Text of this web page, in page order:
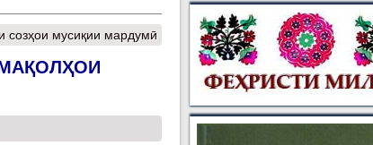
созҳои мусиқии мардумӣ